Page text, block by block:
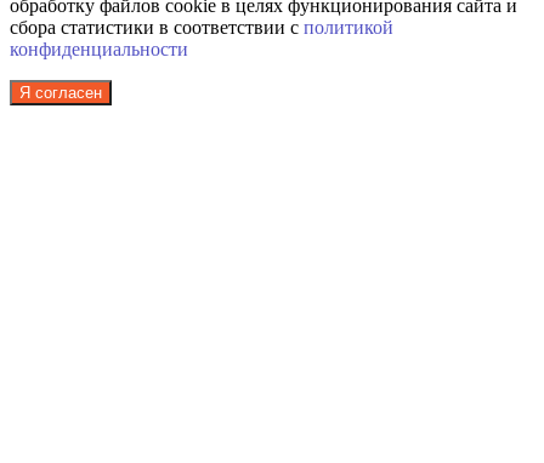
обработку файлов cookie в целях функционирования сайта и
сбора статистики в соответствии с политикой
конфиденциальности
Я согласен